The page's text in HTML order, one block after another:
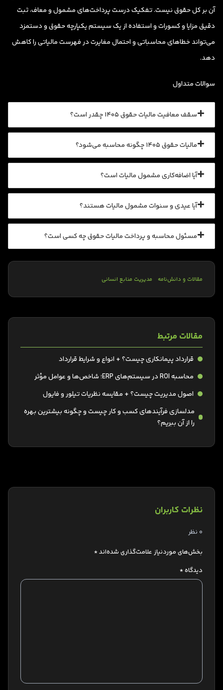
آن بر کل حقوق نیست. تفکیک درست پرداخت‌های مشمول و معاف، ثبت
دقیق مزایا و کسورات و استفاده از یک سیستم یکپارچه حقوق و دستمزد
می‌تواند خطاهای محاسباتی و احتمال مغایرت در فهرست مالیاتی را کاهش
دهد.
سوالات متداول
سقف معافیت مالیات حقوق ۱۴۰۵ چقدر است؟
مالیات حقوق ۱۴۰۵ چگونه محاسبه می‌شود؟
آیا اضافه‌کاری مشمول مالیات است؟
آیا عیدی و سنوات مشمول مالیات هستند؟
مسئول محاسبه و پرداخت مالیات حقوق چه کسی است؟
مقالات و دانش‌نامه مدیریت منابع انسانی
مقالات مرتبط
قرارداد پیمانکاری چیست؟ + انواع و شرایط قرارداد
محاسبه ROI در سیستم‌های ERP؛ شاخص‌ها و عوامل مؤثر
اصول مدیریت چیست؟ + مقایسه نظریات تیلور و فایول
مدلسازی فرآیندهای کسب و کار چیست و چگونه بیشترین بهره
را از آن ببریم؟
نظرات کاربران
0 نظر
بخش‌های موردنیاز علامت‌گذاری شده‌اند*
دیدگاه*